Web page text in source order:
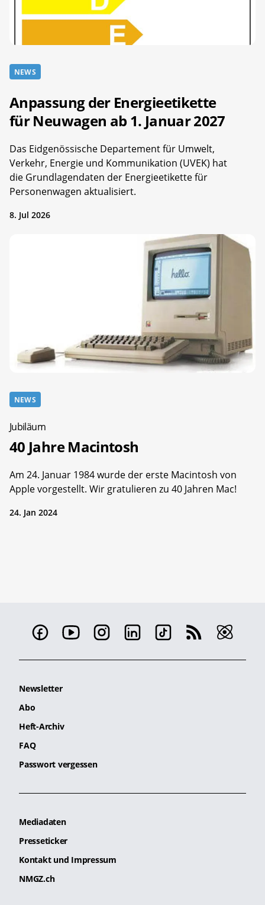
NEWS
Anpassung der Energieetikette
für Neuwagen ab 1. Januar 2027
Das Eidgenössische Departement für Umwelt,
Verkehr, Energie und Kommunikation (UVEK) hat
die Grundlagendaten der Energieetikette für
Personenwagen aktualisiert.
8. Jul 2026
NEWS
Jubiläum
40 Jahre Macintosh
Am 24. Januar 1984 wurde der erste Macintosh von
Apple vorgestellt. Wir gratulieren zu 40 Jahren Mac!
24. Jan 2024
Newsletter
Abo
Heft-Archiv
FAQ
Passwort vergessen
Mediadaten
Presseticker
Kontakt und Impressum
NMGZ.ch